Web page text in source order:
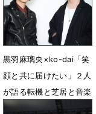
黒羽麻璃央×ko-dai「笑
顔と共に届けたい」２人
が語る転機と芝居と音楽
3月23日 11時00分